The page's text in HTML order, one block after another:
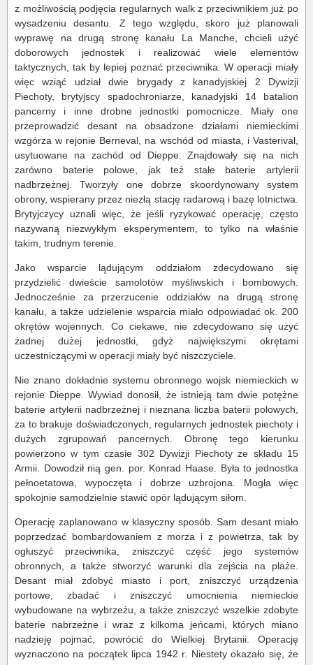
z możliwością podjęcia regularnych walk z przeciwnikiem już po
wysadzeniu desantu. Z tego względu, skoro już planowali
wyprawę na drugą stronę kanału La Manche, chcieli użyć
doborowych jednostek i realizować wiele elementów
taktycznych, tak by lepiej poznać przeciwnika. W operacji miały
więc wziąć udział dwie brygady z kanadyjskiej 2 Dywizji
Piechoty, brytyjscy spadochroniarze, kanadyjski 14 batalion
pancerny i inne drobne jednostki pomocnicze. Miały one
przeprowadzić desant na obsadzone działami niemieckimi
wzgórza w rejonie Berneval, na wschód od miasta, i Vasterival,
usytuowane na zachód od Dieppe. Znajdowały się na nich
zarówno baterie polowe, jak też stałe baterie artylerii
nadbrzeżnej. Tworzyły one dobrze skoordynowany system
obrony, wspierany przez niezłą stację radarową i bazę lotnictwa.
Brytyjczycy uznali więc, że jeśli ryzykować operację, często
nazywaną niezwykłym eksperymentem, to tylko na właśnie
takim, trudnym terenie.
Jako wsparcie lądującym oddziałom zdecydowano się
przydzielić dwieście samolotów myśliwskich i bombowych.
Jednocześnie za przerzucenie oddziałów na drugą stronę
kanału, a także udzielenie wsparcia miało odpowiadać ok. 200
okrętów wojennych. Co ciekawe, nie zdecydowano się użyć
żadnej dużej jednostki, gdyż największymi okrętami
uczestniczącymi w operacji miały być niszczyciele.
Nie znano dokładnie systemu obronnego wojsk niemieckich w
rejonie Dieppe. Wywiad donosił, że istnieją tam dwie potężne
baterie artylerii nadbrzeżnej i nieznana liczba baterii polowych,
za to brakuje doświadczonych, regularnych jednostek piechoty i
dużych zgrupowań pancernych. Obronę tego kierunku
powierzono w tym czasie 302 Dywizji Piechoty ze składu 15
Armii. Dowodził nią gen. por. Konrad Haase. Była to jednostka
pełnoetatowa, wypoczęta i dobrze uzbrojona. Mogła więc
spokojnie samodzielnie stawić opór lądującym siłom.
Operację zaplanowano w klasyczny sposób. Sam desant miało
poprzedzać bombardowaniem z morza i z powietrza, tak by
ogłuszyć przeciwnika, zniszczyć część jego systemów
obronnych, a także stworzyć warunki dla zejścia na plaże.
Desant miał zdobyć miasto i port, zniszczyć urządzenia
portowe, zbadać i zniszczyć umocnienia niemieckie
wybudowane na wybrzeżu, a także zniszczyć wszelkie zdobyte
baterie nabrzeżne i wraz z kilkoma jeńcami, których miano
nadzieję pojmać, powrócić do Wielkiej Brytanii. Operację
wyznaczono na początek lipca 1942 r. Niestety okazało się, że